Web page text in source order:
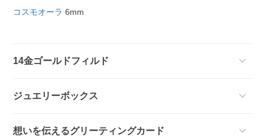
コスモオーラ 6mm
14金ゴールドフィルド
ジュエリーボックス
想いを伝えるグリーティングカード